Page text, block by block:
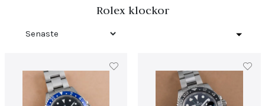
Rolex klockor